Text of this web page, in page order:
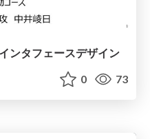
ンタフェースデザイン
0 73